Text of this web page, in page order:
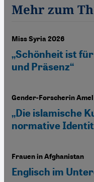
Mehr zum
Miss Syria 2026
„Schönheit ist
und Präsenz“
Gender-Forscherin
„Die islamische
normative
Frauen in Afghanistan
Englisch im